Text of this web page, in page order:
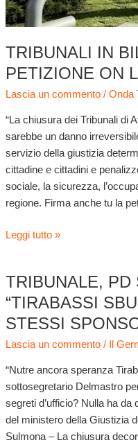
TRIBUNALI IN
PETIZIONE ON
Lascia un commento / Onda
“La chiusura dei Tribunali di
sarebbe un danno
servizio della giustizia
cittadine e cittadini e
sociale, la sicurezza,
regione. Firma anche tu la
Leggi tutto »
TRIBUNALE, PD
“TIRABASSI
STESSI
Lascia un commento / Il
“Nutre ancora speranza
sottosegretario Delmastro
segreti d’ufficio? Nulla ha
del ministero della Giustizia
Sulmona – La chiusura
Tribunale,
Pd
“Tirabassi
sbugiardato
sponsor